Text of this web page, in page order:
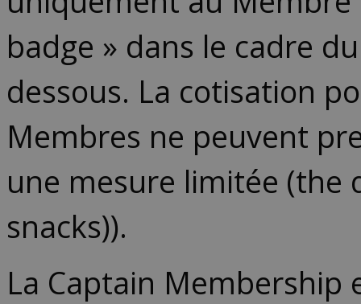
badge » dans le cadre
dessous. La cotisation
Membres ne peuvent
une mesure limitée (the
snacks)).
La Captain Membership